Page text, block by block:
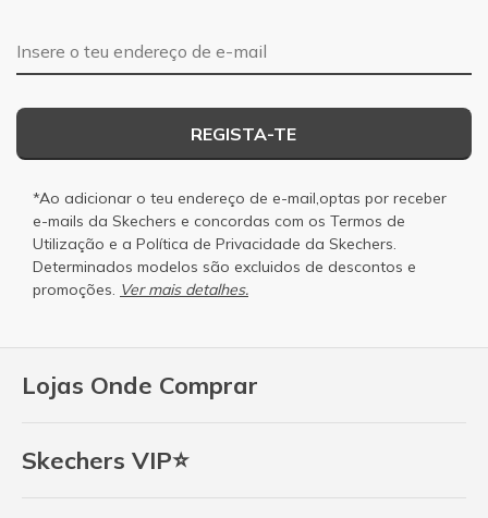
Lojas Onde Comprar
Skechers VIP⭐
Endereço de e-mail
REGISTA-TE
*Ao adicionar o teu endereço de e-mail,optas por receber
e-mails da Skechers e concordas com os Termos de
Utilização e a Política de Privacidade da Skechers.
Determinados modelos são excluidos de descontos e
promoções. Ver mais detalhes.